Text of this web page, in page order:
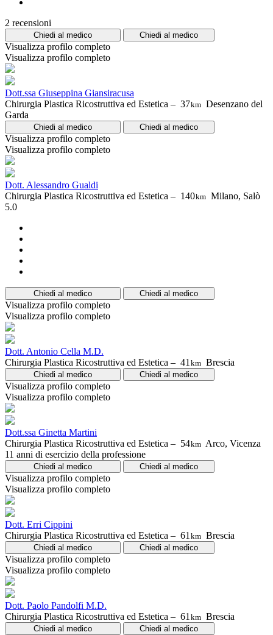
2 recensioni
Chiedi al medico Chiedi al medico
Visualizza profilo completo
Visualizza profilo completo
Dott.ssa Giuseppina Giansiracusa
Chirurgia Plastica Ricostruttiva ed Estetica – 37km Desenzano del
Garda
Chiedi al medico Chiedi al medico
Visualizza profilo completo
Visualizza profilo completo
Dott. Alessandro Gualdi
Chirurgia Plastica Ricostruttiva ed Estetica – 140km Milano, Salò
5.0
Chiedi al medico Chiedi al medico
Visualizza profilo completo
Visualizza profilo completo
Dott. Antonio Cella M.D.
Chirurgia Plastica Ricostruttiva ed Estetica – 41km Brescia
Chiedi al medico Chiedi al medico
Visualizza profilo completo
Visualizza profilo completo
Dott.ssa Ginetta Martini
Chirurgia Plastica Ricostruttiva ed Estetica – 54km Arco, Vicenza
11 anni di esercizio della professione
Chiedi al medico Chiedi al medico
Visualizza profilo completo
Visualizza profilo completo
Dott. Erri Cippini
Chirurgia Plastica Ricostruttiva ed Estetica – 61km Brescia
Chiedi al medico Chiedi al medico
Visualizza profilo completo
Visualizza profilo completo
Dott. Paolo Pandolfi M.D.
Chirurgia Plastica Ricostruttiva ed Estetica – 61km Brescia
Chiedi al medico Chiedi al medico